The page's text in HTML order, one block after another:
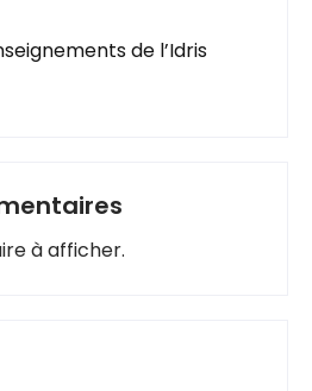
de l’Idris
à afficher.